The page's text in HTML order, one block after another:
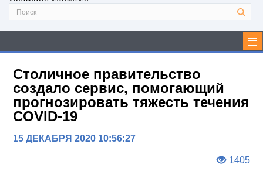
Столичное правительство
создало сервис, помогающий
прогнозировать тяжесть течения
COVID-19
15 ДЕКАБРЯ 2020 10:56:27
1405